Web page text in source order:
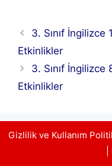
3. Sınıf İngilizce
Etkinlikler
3. Sınıf İngilizce
Etkinlikler
Gizlilik ve Kullanım